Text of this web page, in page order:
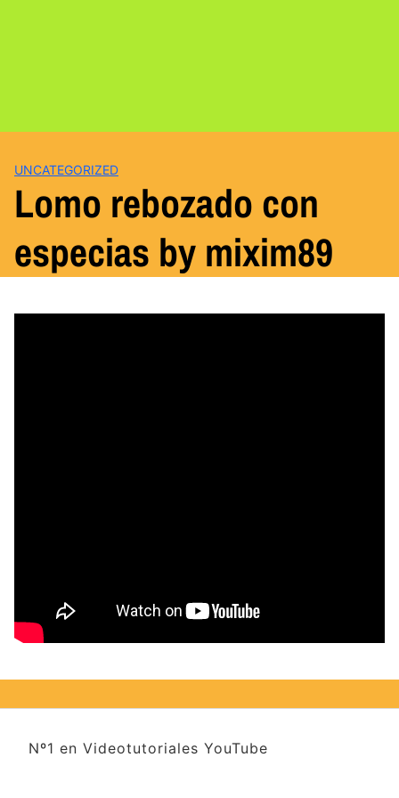
UNCATEGORIZED
Lomo rebozado con
especias by mixim89
Nº1 en Videotutoriales YouTube